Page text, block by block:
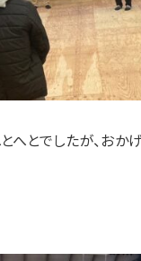
とでしたが、お